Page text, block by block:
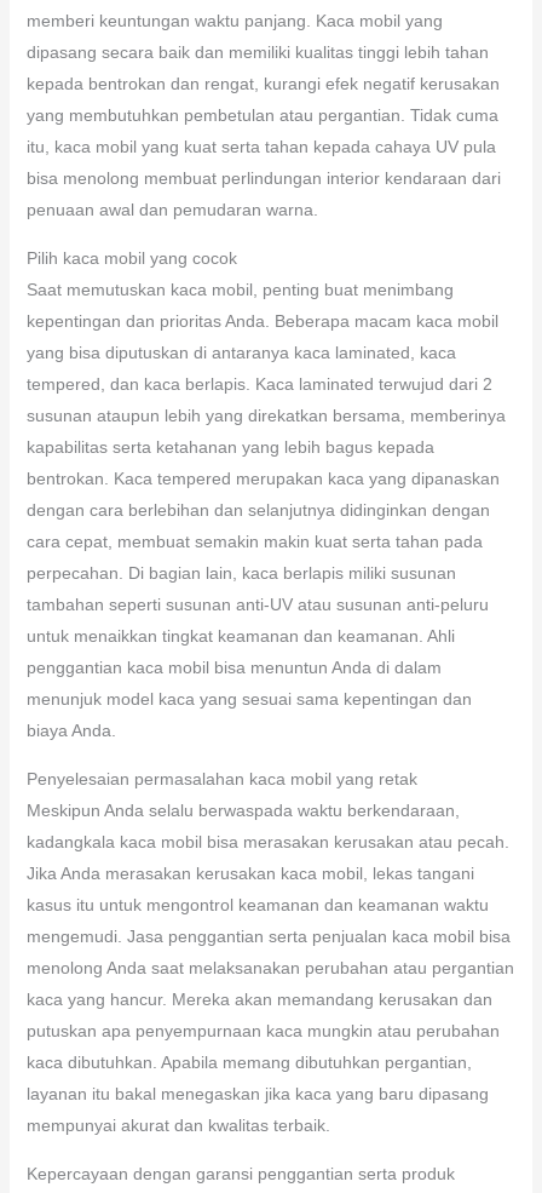
memberi keuntungan waktu panjang. Kaca mobil yang
dipasang secara baik dan memiliki kualitas tinggi lebih tahan
kepada bentrokan dan rengat, kurangi efek negatif kerusakan
yang membutuhkan pembetulan atau pergantian. Tidak cuma
itu, kaca mobil yang kuat serta tahan kepada cahaya UV pula
bisa menolong membuat perlindungan interior kendaraan dari
penuaan awal dan pemudaran warna.
Pilih kaca mobil yang cocok
Saat memutuskan kaca mobil, penting buat menimbang
kepentingan dan prioritas Anda. Beberapa macam kaca mobil
yang bisa diputuskan di antaranya kaca laminated, kaca
tempered, dan kaca berlapis. Kaca laminated terwujud dari 2
susunan ataupun lebih yang direkatkan bersama, memberinya
kapabilitas serta ketahanan yang lebih bagus kepada
bentrokan. Kaca tempered merupakan kaca yang dipanaskan
dengan cara berlebihan dan selanjutnya didinginkan dengan
cara cepat, membuat semakin makin kuat serta tahan pada
perpecahan. Di bagian lain, kaca berlapis miliki susunan
tambahan seperti susunan anti-UV atau susunan anti-peluru
untuk menaikkan tingkat keamanan dan keamanan. Ahli
penggantian kaca mobil bisa menuntun Anda di dalam
menunjuk model kaca yang sesuai sama kepentingan dan
biaya Anda.
Penyelesaian permasalahan kaca mobil yang retak
Meskipun Anda selalu berwaspada waktu berkendaraan,
kadangkala kaca mobil bisa merasakan kerusakan atau pecah.
Jika Anda merasakan kerusakan kaca mobil, lekas tangani
kasus itu untuk mengontrol keamanan dan keamanan waktu
mengemudi. Jasa penggantian serta penjualan kaca mobil bisa
menolong Anda saat melaksanakan perubahan atau pergantian
kaca yang hancur. Mereka akan memandang kerusakan dan
putuskan apa penyempurnaan kaca mungkin atau perubahan
kaca dibutuhkan. Apabila memang dibutuhkan pergantian,
layanan itu bakal menegaskan jika kaca yang baru dipasang
mempunyai akurat dan kwalitas terbaik.
Kepercayaan dengan garansi penggantian serta produk